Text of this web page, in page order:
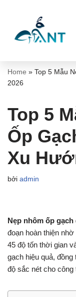
tới
Home » Top 5 Mẫu
2026
Top 5
Ốp
Xu
bởi admin
Nẹp nhôm ốp gạch
đoạn hoàn thiện
45 độ tốn thời gian
gạch hiệu quả,
độ sắc nét cho công